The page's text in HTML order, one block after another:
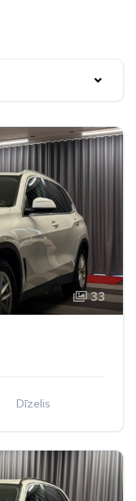
33
Dīzelis